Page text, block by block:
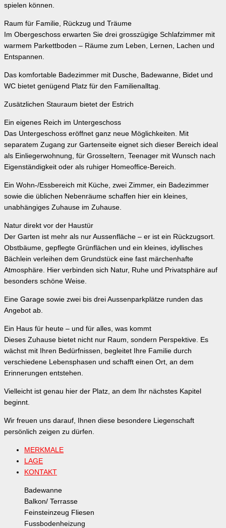
spielen können.
Raum für Familie, Rückzug und Träume
Im Obergeschoss erwarten Sie drei grosszügige Schlafzimmer mit
warmem Parkettboden – Räume zum Leben, Lernen, Lachen und
Entspannen.
Das komfortable Badezimmer mit Dusche, Badewanne, Bidet und
WC bietet genügend Platz für den Familienalltag.
Zusätzlichen Stauraum bietet der Estrich
Ein eigenes Reich im Untergeschoss
Das Untergeschoss eröffnet ganz neue Möglichkeiten. Mit
separatem Zugang zur Gartenseite eignet sich dieser Bereich ideal
als Einliegerwohnung, für Grosseltern, Teenager mit Wunsch nach
Eigenständigkeit oder als ruhiger Homeoffice-Bereich.
Ein Wohn-/Essbereich mit Küche, zwei Zimmer, ein Badezimmer
sowie die üblichen Nebenräume schaffen hier ein kleines,
unabhängiges Zuhause im Zuhause.
Natur direkt vor der Haustür
Der Garten ist mehr als nur Aussenfläche – er ist ein Rückzugsort.
Obstbäume, gepflegte Grünflächen und ein kleines, idyllisches
Bächlein verleihen dem Grundstück eine fast märchenhafte
Atmosphäre. Hier verbinden sich Natur, Ruhe und Privatsphäre auf
besonders schöne Weise.
Eine Garage sowie zwei bis drei Aussenparkplätze runden das
Angebot ab.
Ein Haus für heute – und für alles, was kommt
Dieses Zuhause bietet nicht nur Raum, sondern Perspektive. Es
wächst mit Ihren Bedürfnissen, begleitet Ihre Familie durch
verschiedene Lebensphasen und schafft einen Ort, an dem
Erinnerungen entstehen.
Vielleicht ist genau hier der Platz, an dem Ihr nächstes Kapitel
beginnt.
Wir freuen uns darauf, Ihnen diese besondere Liegenschaft
persönlich zeigen zu dürfen.
MERKMALE
LAGE
KONTAKT
Badewanne
Balkon/ Terrasse
Feinsteinzeug Fliesen
Fussbodenheizung